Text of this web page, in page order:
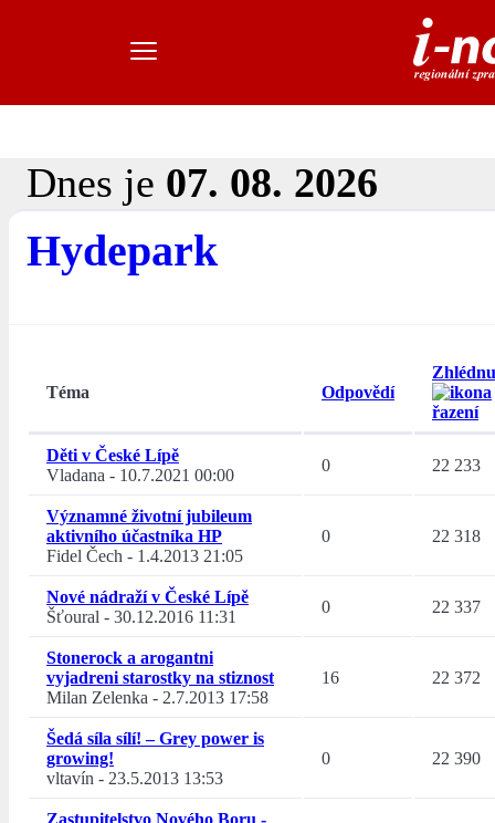
Dnes je 07. 08. 2026
Hydepark
Téma Odpovědí
Děti v České Lípě
Vladana - 10.7.2021 00:00
0 22 233
Významné životní jubileum
aktivního účastníka HP
Fidel Čech - 1.4.2013 21:05
0 22 318
Nové nádraží v České Lípě
Šťoural - 30.12.2016 11:31
0 22 337
Stonerock a arogantni
vyjadreni starostky na stiznost
Milan Zelenka - 2.7.2013 17:58
16 22 372
Šedá síla sílí! – Grey power is
growing!
vltavín - 23.5.2013 13:53
0 22 390